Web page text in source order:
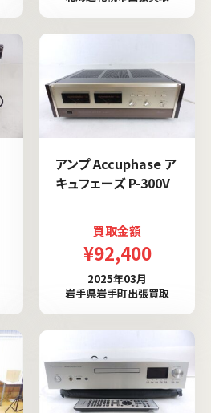
アンプ Accuphase ア
キュフェーズ P-300V
買取金額
¥92,400
2025年03月
岩手県岩手町出張買取